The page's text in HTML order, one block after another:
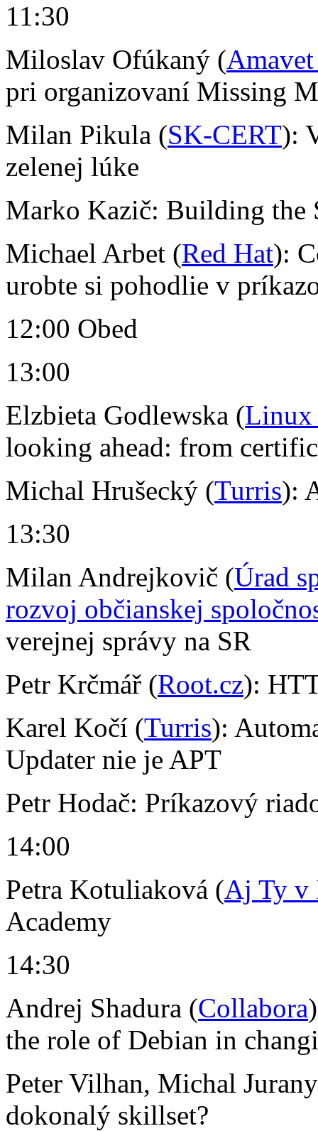
11:30
Miloslav Ofúkaný (
pri organizovaní Missing
Milan Pikula (SK-CERT):
zelenej lúke
Marko Kazič: Building the
Michael Arbet (Red Hat):
urobte si pohodlie v
12:00 Obed
13:00
Elzbieta Godlewska (Linux
looking ahead: from
Michal Hrušecký (Turris):
13:30
Milan Andrejkovič (Úrad
rozvoj občianskej
verejnej správy na SR
Petr Krčmář (Root.cz):
Karel Kočí (Turris):
Updater nie je APT
Petr Hodač: Príkazový
14:00
Petra Kotuliaková (Aj Ty v
Academy
14:30
Andrej Shadura (Collabora
the role of Debian in
Peter Vilhan, Michal
dokonalý skillset?